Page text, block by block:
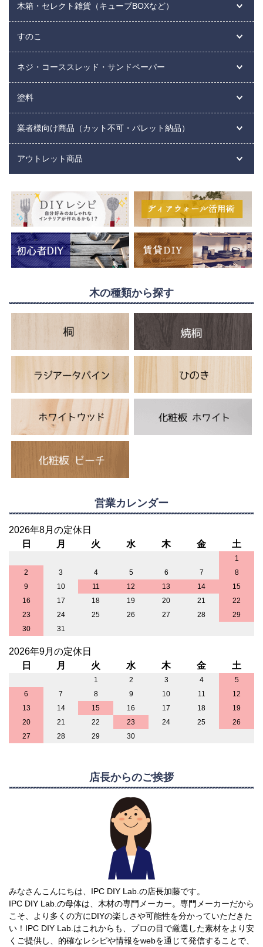
木箱・セレクト雑貨（キューブBOXなど）
すのこ
ネジ・コーススレッド・サンドペーパー
塗料
業者様向け商品（カット不可・パレット納品）
アウトレット商品
木の種類から探す
営業カレンダー
2026年8月の定休日
日
月 火 水 木 金 土
1
2
3 4 5 6 7
8
9
10 11 12 13 14
15
16
17 18 19 20 21
22
23
24 25 26 27 28
29
30
31
2026年9月の定休日
日
月 火 水 木 金 土
1 2 3 4
5
6
7 8 9 10 11
12
13
14 15 16 17 18
19
20
21 22 23 24 25
26
27
28 29 30
店長からのご挨拶
みなさんこんにちは、IPC DIY Lab.の店長加藤です。
IPC DIY Lab.の母体は、木材の専門メーカー。専門メーカーだから
こそ、より多くの方にDIYの楽しさや可能性を分かっていただきた
い！IPC DIY Lab.はこれからも、プロの目で厳選した素材をより安
くご提供し、的確なレシピや情報をwebを通じて発信することで、